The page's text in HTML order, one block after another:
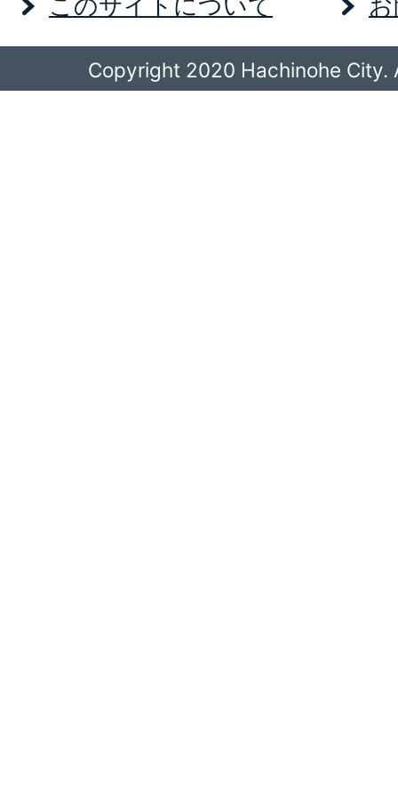
Copyright 2020 Hachinohe City.